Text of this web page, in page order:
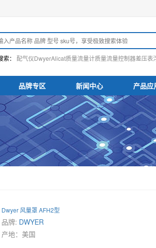
： 配气仪DwyerAlicat质量流量计质量流量控制器差压表
品牌专区 新闻中心 产品应
Dwyer 风量罩 AFH2型
品牌: DWYER
产地：美国